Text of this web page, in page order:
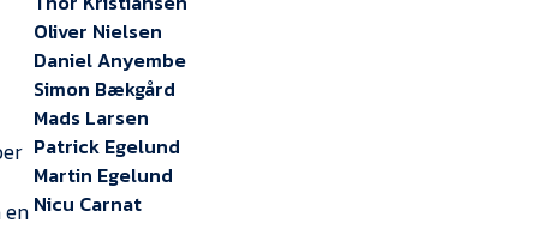
Oliver Nielsen
Daniel Anyembe
Simon Bækgård
Mads Larsen
Patrick Egelund
Martin Egelund
Nicu Carnat